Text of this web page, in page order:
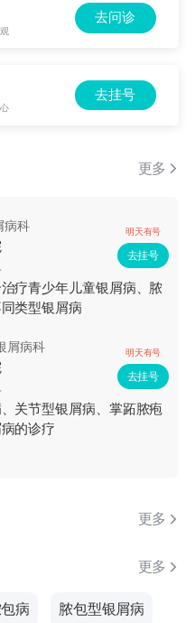
去问诊
去挂号
更多
病科 明天有号
去挂号
疗青少年儿童银屑病、脓
类型银屑病
屑病科 明天有号
去挂号
关节型银屑病、掌跖脓疱
的诊疗
更多
更多
病 脓包型银屑病